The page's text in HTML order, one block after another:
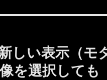
い表示（モ
を選択して